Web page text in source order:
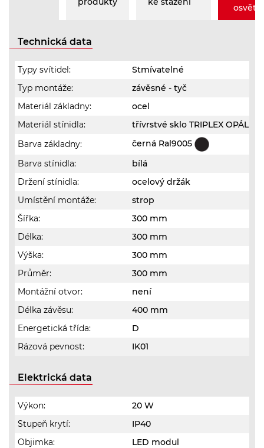
Technická data
Typy svítidel:
Stmívatelné
Typ montáže:
závěsné - tyč
Materiál základny:
ocel
Materiál stínidla:
třívrstvé sklo TRIPLEX OPÁL
Barva základny:
černá Ral9005
Barva stínidla:
bílá
Držení stínidla:
ocelový držák
Umístění montáže:
strop
Šířka:
300 mm
Délka:
300 mm
Výška:
300 mm
Průměr:
300 mm
Montážní otvor:
není
Délka závěsu:
400 mm
Energetická třída:
D
Rázová pevnost:
IK01
Elektrická data
Výkon:
20 W
Stupeň krytí:
IP40
Objimka:
LED modul